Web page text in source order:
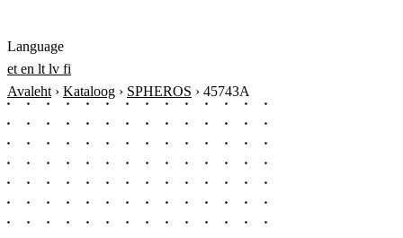
Language
et en lt lv fi
Avaleht › Kataloog › SPHEROS › 45743A